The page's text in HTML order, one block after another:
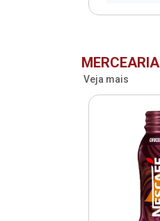
MERCEARIA
Veja mais